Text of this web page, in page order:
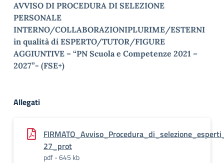
AVVISO DI PROCEDURA DI SELEZIONE
PERSONALE
INTERNO/COLLABORAZIONIPLURIME/ESTERNI
in qualità di ESPERTO/TUTOR/FIGURE
AGGIUNTIVE – “PN Scuola e Competenze 2021 –
2027”- (FSE+)
Allegati
27_prot
pdf - 645 kb